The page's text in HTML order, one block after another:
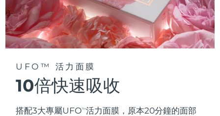
UFO™ 活力面膜
10倍快速吸收
搭配3大專屬UFOTM活力面膜，原本20分鐘的面部